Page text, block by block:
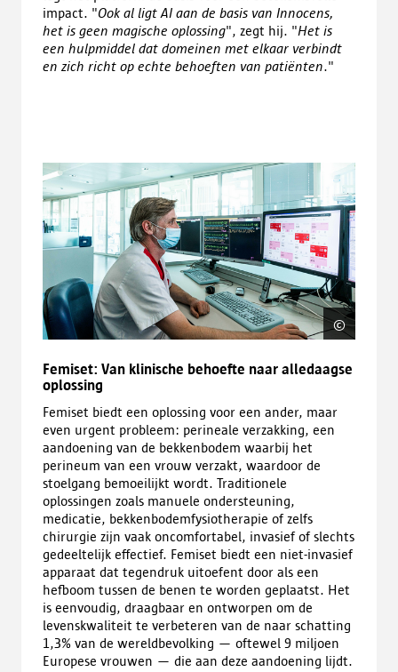
impact. "Ook al ligt AI aan de basis van Innocens,
het is geen magische oplossing", zegt hij. "Het is
een hulpmiddel dat domeinen met elkaar verbindt
en zich richt op echte behoeften van patiënten."
©
Femiset: Van klinische behoefte naar alledaagse
oplossing
Femiset biedt een oplossing voor een ander, maar
even urgent probleem: perineale verzakking, een
aandoening van de bekkenbodem waarbij het
perineum van een vrouw verzakt, waardoor de
stoelgang bemoeilijkt wordt. Traditionele
oplossingen zoals manuele ondersteuning,
medicatie, bekkenbodemfysiotherapie of zelfs
chirurgie zijn vaak oncomfortabel, invasief of slechts
gedeeltelijk effectief. Femiset biedt een niet-invasief
apparaat dat tegendruk uitoefent door als een
hefboom tussen de benen te worden geplaatst. Het
is eenvoudig, draagbaar en ontworpen om de
levenskwaliteit te verbeteren van de naar schatting
1,3% van de wereldbevolking — oftewel 9 miljoen
Europese vrouwen — die aan deze aandoening lijdt.